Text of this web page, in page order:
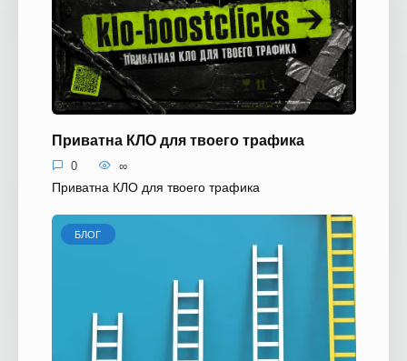
Приватна КЛО для твоего трафика
0 ∞
Приватна КЛО для твоего трафика
БЛОГ